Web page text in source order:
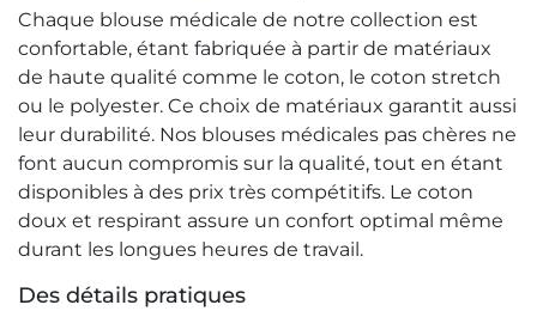
Chaque blouse médicale de notre collection est
confortable, étant fabriquée à partir de matériaux
de haute qualité comme le coton, le coton stretch
ou le polyester. Ce choix de matériaux garantit aussi
leur durabilité. Nos blouses médicales pas chères ne
font aucun compromis sur la qualité, tout en étant
disponibles à des prix très compétitifs. Le coton
doux et respirant assure un confort optimal même
durant les longues heures de travail.
Des détails pratiques